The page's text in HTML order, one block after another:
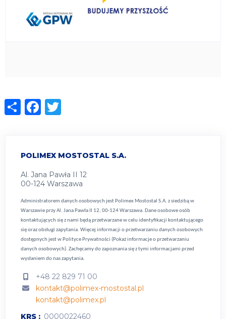
POLIMEX MOSTOSTAL S.A.
Al. Jana Pawła II 12
00-124 Warszawa
Administratorem danych osobowych jest Polimex Mostostal S.A. z siedzibą w
Warszawie przy Al. Jana Pawła II 12, 00-124 Warszawa. Dane osobowe osób
kontaktujących się z nami będą przetwarzane w celu identyfikacji kontaktującego
się oraz obsługi zapytania. Więcej informacji o przetwarzaniu danych osobowych
dostępnych jest w Polityce Prywatności (Pokaż informacje o przetwarzaniu
danych osobowych). Zachęcamy do zapoznania się z tymi informacjami przed
wysłaniem do nas zapytania.
+48 22 829 71 00
kontakt@polimex-mostostal.pl
kontakt@polimex.pl
KRS
0000022460
ShareFacebook